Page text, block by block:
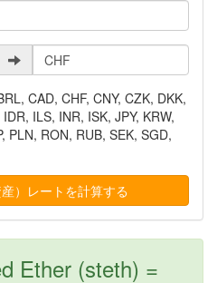
CAD, CHF, CNY, CZK, DKK,
ILS, INR, ISK, JPY, KRW,
PLN, RON, RUB, SEK, SGD,
Ether (steth) =